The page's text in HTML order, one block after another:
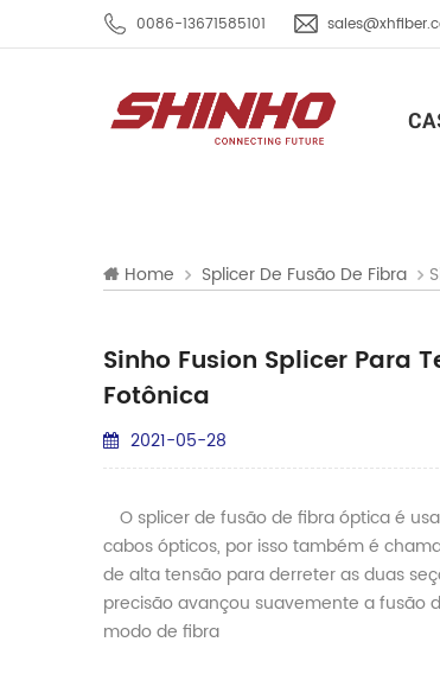
0086-13671585101
Home Splicer De Fusão De Fibra
Sinho Fusion Splicer Para
Fotônica
2021-05-28
O splicer de fusão de fibra óptica é
cabos ópticos, por isso também é
de alta tensão para derreter as duas
precisão avançou suavemente a fusão
modo de fibra